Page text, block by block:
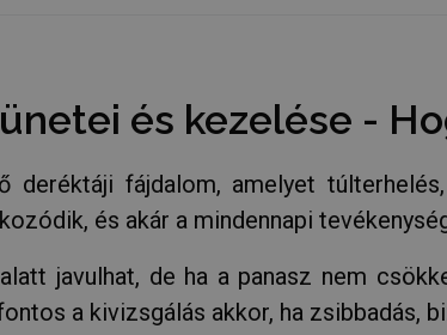
és kezelése -
deréktáji fájdalom, amelyet
és akár a mindennapi
javulhat, de ha a panasz nem
a kivizsgálás akkor, ha zsibbadás,